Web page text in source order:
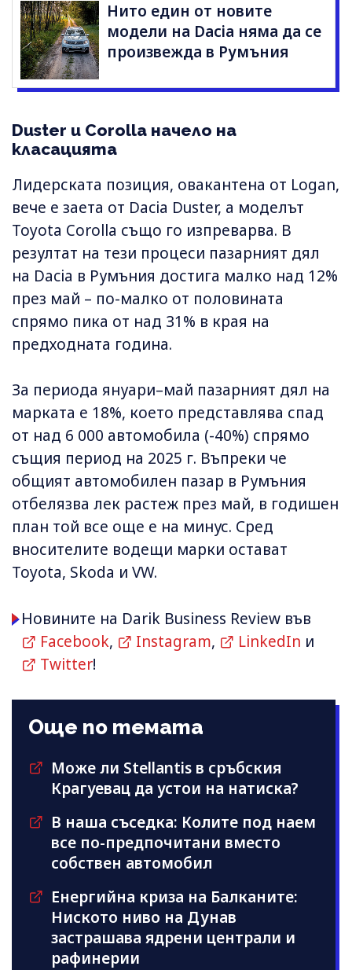
Нито един от новите
модели на Dacia няма да се
произвежда в Румъния
Duster и Corolla начело на
класацията
Лидерската позиция, овакантена от Logan,
вече е заета от Dacia Duster, а моделът
Toyota Corolla също го изпреварва. В
резултат на тези процеси пазарният дял
на Dacia в Румъния достига малко над 12%
през май – по-малко от половината
спрямо пика от над 31% в края на
предходната година.
За периода януари–май пазарният дял на
марката е 18%, което представлява спад
от над 6 000 автомобила (-40%) спрямо
същия период на 2025 г. Въпреки че
общият автомобилен пазар в Румъния
отбелязва лек растеж през май, в годишен
план той все още е на минус. Сред
вносителите водещи марки остават
Toyota, Skoda и VW.
Новините на Darik Business Review във
Facebook, Instagram, LinkedIn и
Twitter!
Още по темата
Може ли Stellantis в сръбския
Крагуевац да устои на натиска?
В наша съседка: Колите под наем
все по-предпочитани вместо
собствен автомобил
Енергийна криза на Балканите:
Ниското ниво на Дунав
застрашава ядрени централи и
рафинерии